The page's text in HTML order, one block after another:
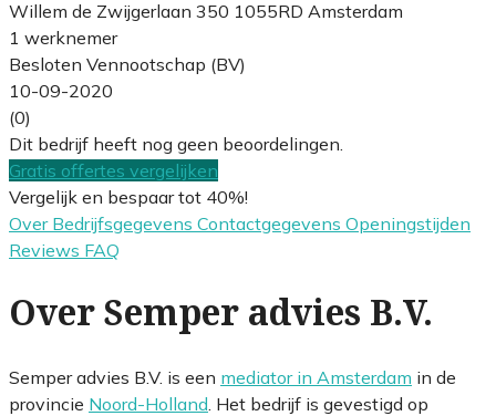
Willem de Zwijgerlaan 350 1055RD Amsterdam
1 werknemer
Besloten Vennootschap (BV)
10-09-2020
(0)
Dit bedrijf heeft nog geen beoordelingen.
Gratis offertes vergelijken
Vergelijk en bespaar tot 40%!
Over Bedrijfsgegevens Contactgegevens Openingstijden
Reviews FAQ
Over Semper advies B.V.
Semper advies B.V. is een mediator in Amsterdam in de
provincie Noord-Holland . Het bedrijf is gevestigd op